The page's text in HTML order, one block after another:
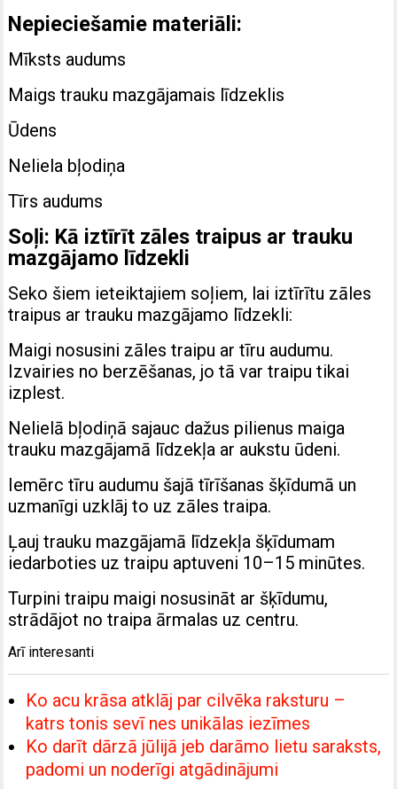
Nepieciešamie materiāli:
Mīksts audums
Maigs trauku mazgājamais līdzeklis
Ūdens
Neliela bļodiņa
Tīrs audums
Soļi: Kā iztīrīt zāles traipus ar trauku
mazgājamo līdzekli
Seko šiem ieteiktajiem soļiem, lai iztīrītu zāles
traipus ar trauku mazgājamo līdzekli:
Maigi nosusini zāles traipu ar tīru audumu.
Izvairies no berzēšanas, jo tā var traipu tikai
izplest.
Nelielā bļodiņā sajauc dažus pilienus maiga
trauku mazgājamā līdzekļa ar aukstu ūdeni.
Iemērc tīru audumu šajā tīrīšanas šķīdumā un
uzmanīgi uzklāj to uz zāles traipa.
Ļauj trauku mazgājamā līdzekļa šķīdumam
iedarboties uz traipu aptuveni 10–15 minūtes.
Turpini traipu maigi nosusināt ar šķīdumu,
strādājot no traipa ārmalas uz centru.
Arī interesanti
Ko acu krāsa atklāj par cilvēka raksturu –
katrs tonis sevī nes unikālas iezīmes
Ko darīt dārzā jūlijā jeb darāmo lietu saraksts,
padomi un noderīgi atgādinājumi